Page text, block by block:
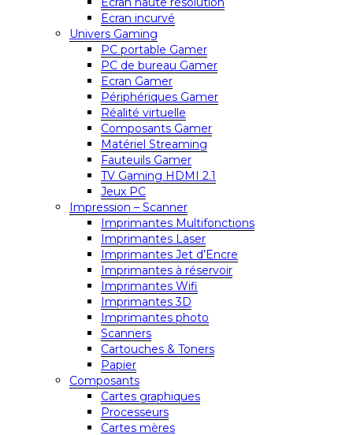
Ecran incurvé
Univers Gaming
PC portable Gamer
PC de bureau Gamer
Ecran Gamer
Périphériques Gamer
Réalité virtuelle
Composants Gamer
Matériel Streaming
Fauteuils Gamer
TV Gaming HDMI 2.1
Jeux PC
Impression – Scanner
Imprimantes Multifonctions
Imprimantes Laser
Imprimantes Jet d’Encre
Imprimantes à réservoir
Imprimantes Wifi
Imprimantes 3D
Imprimantes photo
Scanners
Cartouches & Toners
Papier
Composants
Cartes graphiques
Processeurs
Cartes mères